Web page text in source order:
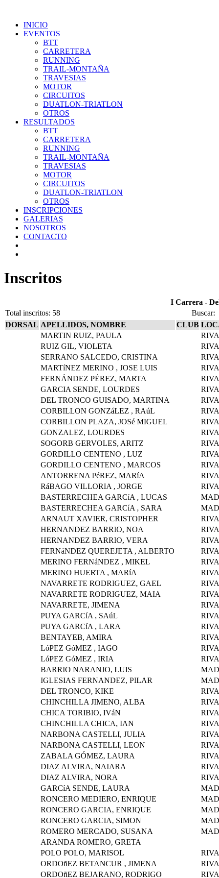
INICIO
EVENTOS
BTT
CARRETERA
RUNNING
TRAIL-MONTAÑA
TRAVESIAS
MOTOR
CIRCUITOS
DUATLON-TRIATLON
OTROS
RESULTADOS
BTT
CARRETERA
RUNNING
TRAIL-MONTAÑA
TRAVESIAS
MOTOR
CIRCUITOS
DUATLON-TRIATLON
OTROS
INSCRIPCIONES
GALERIAS
NOSOTROS
CONTACTO
Inscritos
I Carrera -
Total inscritos: 58
DORSAL APELLIDOS, NOMBRE CLUB
MARTIN RUIZ, PAULA
RUIZ GIL, VIOLETA
SERRANO SALCEDO, CRISTINA
MARTíNEZ MERINO , JOSE LUIS
FERNÁNDEZ PÉREZ, MARTA
GARCIA SENDE, LOURDES
DEL TRONCO GUISADO, MARTINA
CORBILLON GONZáLEZ , RAúL
CORBILLON PLAZA, JOSé MIGUEL
GONZALEZ, LOURDES
SOGORB GERVOLES, ARITZ
GORDILLO CENTENO , LUZ
GORDILLO CENTENO , MARCOS
ANTORRENA PéREZ, MARíA
RáBAGO VILLORIA , JORGE
BASTERRECHEA GARCíA , LUCAS
BASTERRECHEA GARCíA , SARA
ARNAUT XAVIER, CRISTOPHER
HERNANDEZ BARRIO, NOA
HERNANDEZ BARRIO, VERA
FERNáNDEZ QUEREJETA , ALBERTO
MERINO FERNáNDEZ , MIKEL
MERINO HUERTA , MARíA
NAVARRETE RODRIGUEZ, GAEL
NAVARRETE RODRIGUEZ, MAIA
NAVARRETE, JIMENA
PUYA GARCíA , SAúL
PUYA GARCíA , LARA
BENTAYEB, AMIRA
LóPEZ GóMEZ , IAGO
LóPEZ GóMEZ , IRIA
BARRIO NARANJO, LUIS
IGLESIAS FERNANDEZ, PILAR
DEL TRONCO, KIKE
CHINCHILLA JIMENO, ALBA
CHICA TORIBIO, IVáN
CHINCHILLA CHICA, IAN
NARBONA CASTELLI, JULIA
NARBONA CASTELLI, LEON
ZABALA GÓMEZ, LAURA
DIAZ ALVIRA, NAIARA
DIAZ ALVIRA, NORA
GARCíA SENDE, LAURA
RONCERO MEDIERO, ENRIQUE
RONCERO GARCIA, ENRIQUE
RONCERO GARCIA, SIMON
ROMERO MERCADO, SUSANA
ARANDA ROMERO, GRETA
POLO POLO, MARISOL
ORDOñEZ BETANCUR , JIMENA
ORDOñEZ BEJARANO, RODRIGO